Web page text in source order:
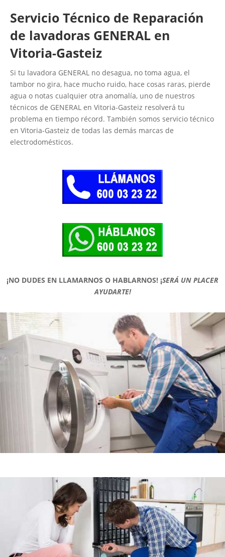
Servicio Técnico de Reparación
de lavadoras GENERAL en
Vitoria-Gasteiz
Si tu lavadora GENERAL no desagua, no toma agua, el
tambor no gira, hace mucho ruido, hace cosas raras, pierde
agua o notas cualquier otra anomalía, uno de nuestros
técnicos de GENERAL en Vitoria-Gasteiz resolverá tu
problema en tiempo récord. También somos servicio técnico
en Vitoria-Gasteiz de todas las demás marcas de
electrodomésticos.
¡NO DUDES EN LLAMARNOS O HABLARNOS! ¡SERÁ UN PLACER
AYUDARTE!